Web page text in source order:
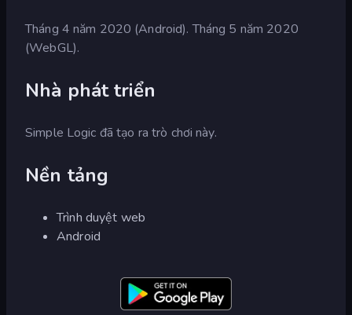
Tháng 4 năm 2020 (Android). Tháng 5 năm 2020
(WebGL).
Nhà phát triển
Simple Logic đã tạo ra trò chơi này.
Nền tảng
Trình duyệt web
Android